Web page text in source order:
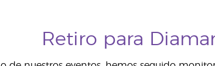
Retiro para